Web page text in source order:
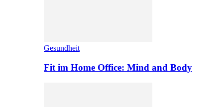
Gesundheit
Fit im Home Office: Mind and Body